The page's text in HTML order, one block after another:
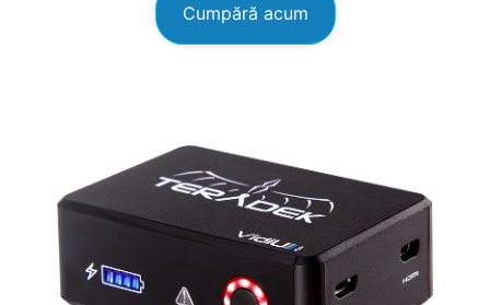
Cumpără acum